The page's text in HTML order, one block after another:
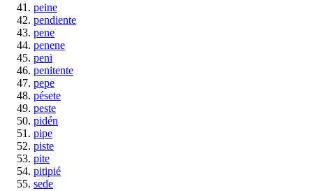
peine
pendiente
pene
penene
peni
penitente
pepe
pésete
peste
pidén
pipe
piste
pite
pitipié
sede